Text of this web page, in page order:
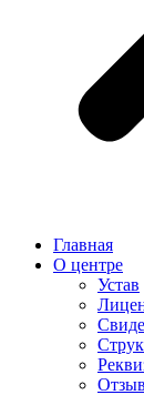
Главная
О центре
Устав